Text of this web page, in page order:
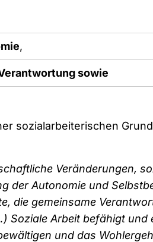
,
sowie
sozialarbeiterischen
Veränderungen,
der Autonomie und
die gemeinsame
Soziale Arbeit befähigt
und das